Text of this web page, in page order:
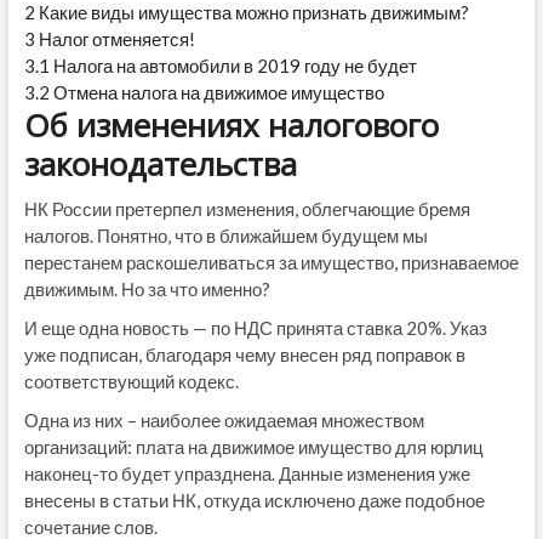
2 Какие виды имущества можно признать движимым?
3 Налог отменяется!
3.1 Налога на автомобили в 2019 году не будет
3.2 Отмена налога на движимое имущество
Об изменениях налогового
законодательства
НК России претерпел изменения, облегчающие бремя
налогов. Понятно, что в ближайшем будущем мы
перестанем раскошеливаться за имущество, признаваемое
движимым. Но за что именно?
И еще одна новость — по НДС принята ставка 20%. Указ
уже подписан, благодаря чему внесен ряд поправок в
соответствующий кодекс.
Одна из них – наиболее ожидаемая множеством
организаций: плата на движимое имущество для юрлиц
наконец-то будет упразднена. Данные изменения уже
внесены в статьи НК, откуда исключено даже подобное
сочетание слов.